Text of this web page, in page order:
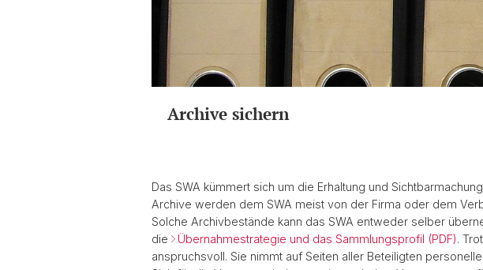
Archive sichern
Das SWA kümmert sich um die Erhaltung und
Archive werden dem SWA meist von der Firma oder dem
Solche Archivbestände kann das SWA entweder selber
die
Übernahmestrategie und das Sammlungsprofil (PDF).
anspruchsvoll. Sie nimmt auf Seiten aller Beteiligten